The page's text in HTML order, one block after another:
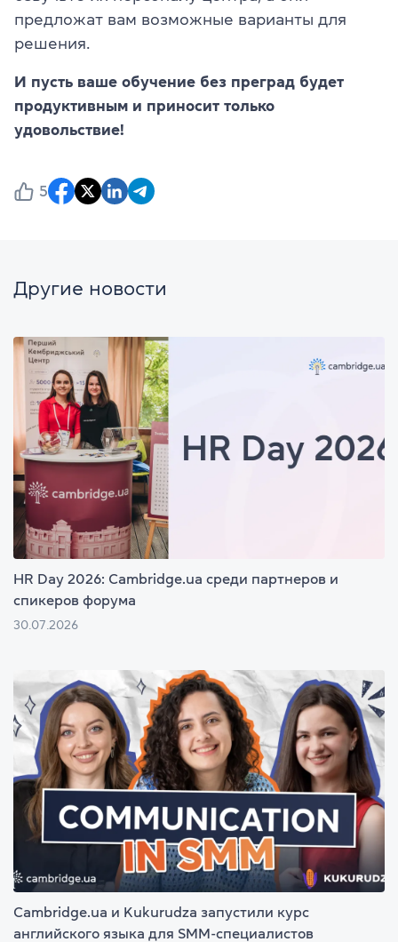
предложат вам возможные варианты для
решения.
И пусть ваше обучение без преград будет
продуктивным и приносит только
удовольствие!
5
Другие новости
HR Day 2026: Cambridge.ua среди партнеров и
спикеров форума
30.07.2026
Cambridge.ua и Kukurudza запустили курс
английского языка для SMM-специалистов